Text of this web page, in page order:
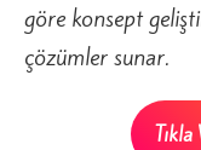
göre konsept
çözümler sunar.